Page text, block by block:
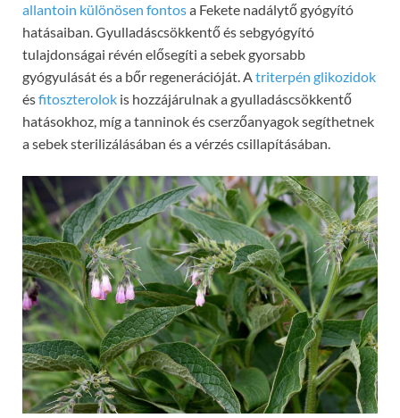
allantoin különösen fontosa Fekete nadálytő gyógyító
hatásaiban. Gyulladáscsökkentő és sebgyógyító
tulajdonságai révén elősegíti a sebek gyorsabb
gyógyulását és a bőr regenerációját. Atriterpén glikozidok
ésfitoszterolok is hozzájárulnak a gyulladáscsökkentő
hatásokhoz, míg a tanninok és cserzőanyagok segíthetnek
a sebek sterilizálásában és a vérzés csillapításában.